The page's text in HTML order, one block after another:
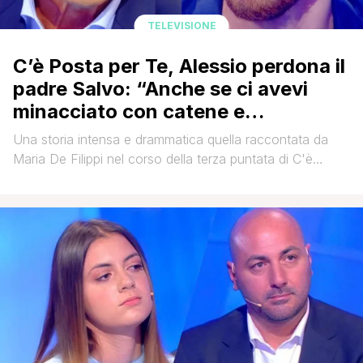
TELEVISIONE
C’è Posta per Te, Alessio perdona il
padre Salvo: “Anche se ci avevi
minacciato con catene e
taglierino…”
Una storia intensa e drammatica quella raccontata da
Maria De Filippi nel corso della terza puntata di C'è
dette e di fatti sconvolgenti che hanno emozionato il
pubblico presente in studio e i telespettatori da [']